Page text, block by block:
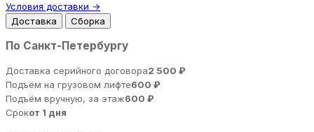
Условия доставки →
Доставка
Сборка
По Санкт-Петербургу
Доставка серийного договора2 500 ₽
Подъём на грузовом лифте600 ₽
Подъём вручную, за этаж600 ₽
Срокот 1 дня